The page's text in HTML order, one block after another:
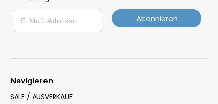
Email
Abonnieren
Navigieren
SALE / AUSVERKAUF